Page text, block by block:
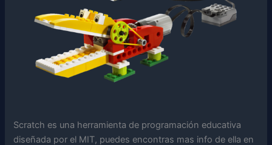
Scratch es una herramienta de programación educativa
diseñada por el MIT, puedes encontras mas info de ella en